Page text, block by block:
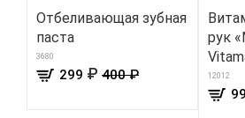
Отбеливающая зубная
паста
3680
299 ₽ 400 ₽
рук
12012
99